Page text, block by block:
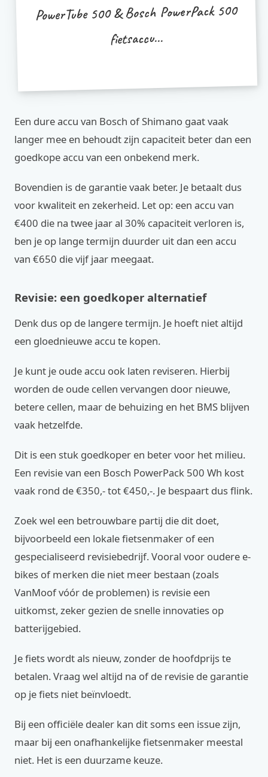
PowerTube 500 & Bosch PowerPack 500
fietsaccu...
Een dure accu van Bosch of Shimano gaat vaak
langer mee en behoudt zijn capaciteit beter dan een
goedkope accu van een onbekend merk.
Bovendien is de garantie vaak beter. Je betaalt dus
voor kwaliteit en zekerheid. Let op: een accu van
€400 die na twee jaar al 30% capaciteit verloren is,
ben je op lange termijn duurder uit dan een accu
van €650 die vijf jaar meegaat.
Revisie: een goedkoper alternatief
Denk dus op de langere termijn. Je hoeft niet altijd
een gloednieuwe accu te kopen.
Je kunt je oude accu ook laten reviseren. Hierbij
worden de oude cellen vervangen door nieuwe,
betere cellen, maar de behuizing en het BMS blijven
vaak hetzelfde.
Dit is een stuk goedkoper en beter voor het milieu.
Een revisie van een Bosch PowerPack 500 Wh kost
vaak rond de €350,- tot €450,-. Je bespaart dus flink.
Zoek wel een betrouwbare partij die dit doet,
bijvoorbeeld een lokale fietsenmaker of een
gespecialiseerd revisiebedrijf. Vooral voor oudere e-
bikes of merken die niet meer bestaan (zoals
VanMoof vóór de problemen) is revisie een
uitkomst, zeker gezien de snelle innovaties op
batterijgebied.
Je fiets wordt als nieuw, zonder de hoofdprijs te
betalen. Vraag wel altijd na of de revisie de garantie
op je fiets niet beïnvloedt.
Bij een officiële dealer kan dit soms een issue zijn,
maar bij een onafhankelijke fietsenmaker meestal
niet. Het is een duurzame keuze.